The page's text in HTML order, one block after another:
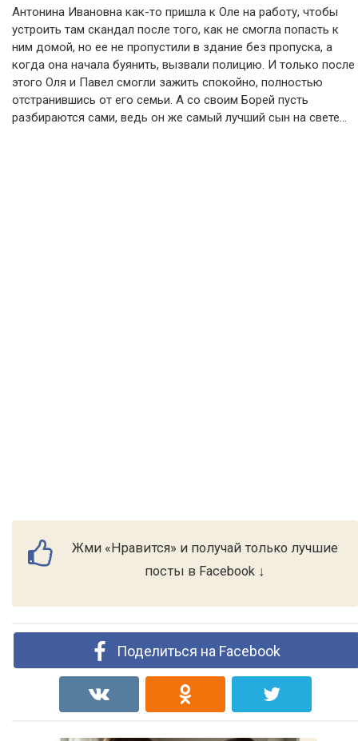
Антонина Ивановна как-то пришла к Оле на работу, чтобы
устроить там скандал после того, как не смогла попасть к
ним домой, но ее не пропустили в здание без пропуска, а
когда она начала буянить, вызвали полицию. И только после
этого Оля и Павел смогли зажить спокойно, полностью
отстранившись от его семьи. А со своим Борей пусть
разбираются сами, ведь он же самый лучший сын на свете…
Жми «Нравится» и получай только лучшие
посты в Facebook ↓
Поделиться на Facebook